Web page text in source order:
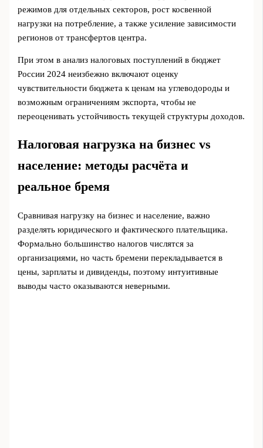
режимов для отдельных секторов, рост косвенной
нагрузки на потребление, а также усиление зависимости
регионов от трансфертов центра.
При этом в анализ налоговых поступлений в бюджет
России 2024 неизбежно включают оценку
чувствительности бюджета к ценам на углеводороды и
возможным ограничениям экспорта, чтобы не
переоценивать устойчивость текущей структуры доходов.
Налоговая нагрузка на бизнес vs
население: методы расчёта и
реальное бремя
Сравнивая нагрузку на бизнес и население, важно
разделять юридического и фактического плательщика.
Формально большинство налогов числятся за
организациями, но часть бремени перекладывается в
цены, зарплаты и дивиденды, поэтому интуитивные
выводы часто оказываются неверными.